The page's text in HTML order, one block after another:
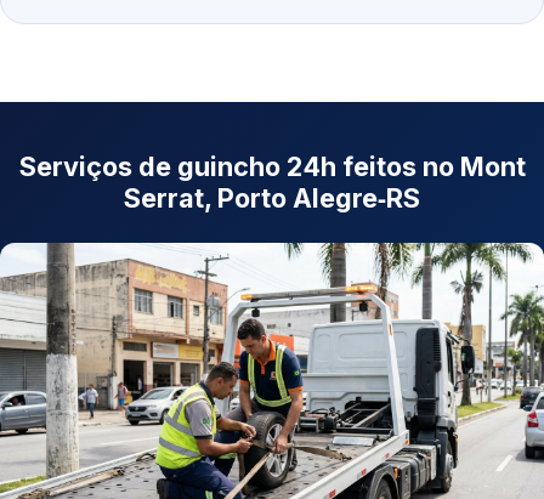
Serviços de guincho 24h feitos no Mont
Serrat, Porto Alegre‑RS